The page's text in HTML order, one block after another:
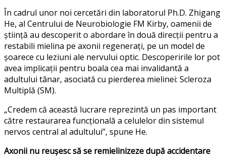
În cadrul unor noi cercetări din laboratorul Ph.D. Zhigang
He, al Centrului de Neurobiologie FM Kirby, oamenii de
știință au descoperit o abordare în două direcții pentru a
restabili mielina pe axonii regenerați, pe un model de
șoarece cu leziuni ale nervului optic. Descoperirile lor pot
avea implicații pentru boala cea mai invalidantă a
adultului tânar, asociată cu pierderea mielinei: Scleroza
Multiplă (SM).
„Credem că această lucrare reprezintă un pas important
către restaurarea funcțională a celulelor din sistemul
nervos central al adultului”, spune He.
Axonii nu reușesc să se remielinizeze după accidentare